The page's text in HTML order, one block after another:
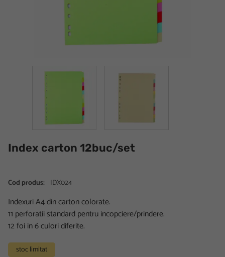
Index carton 12buc/set
Cod produs: IDX024
Indexuri A4 din carton colorate.
11 perforatii standard pentru incopciere/prindere.
12 foi in 6 culori diferite.
stoc limitat